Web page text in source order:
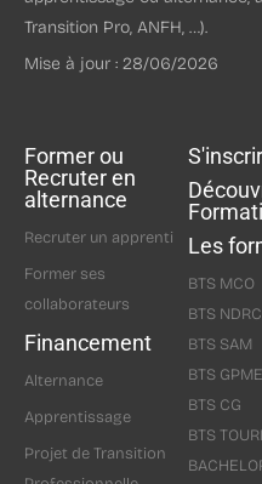
Transition Pro, ANFH, …).
Mise à jour : 28/06/2026
Former ou
Recruter en
alternance
Recruter un apprenti
Former ses
collaborateurs
Financement
Alternance
Apprentissage
Projet de Transition
Les
BTS MCO
BTS NDRC
BTS SAM
BTS GPME
BTS CG
BTS